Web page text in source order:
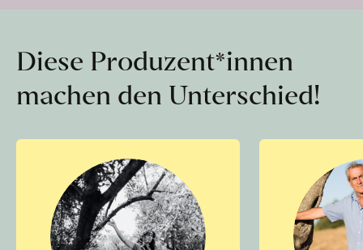
Diese Produzent*innen
machen den Unterschied!